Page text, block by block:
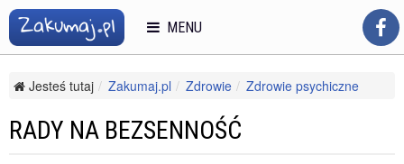
Jesteś tutaj Zakumaj.pl Zdrowie
Zdrowie psychiczne
RADY NA BEZSENNOŚĆ
MENU